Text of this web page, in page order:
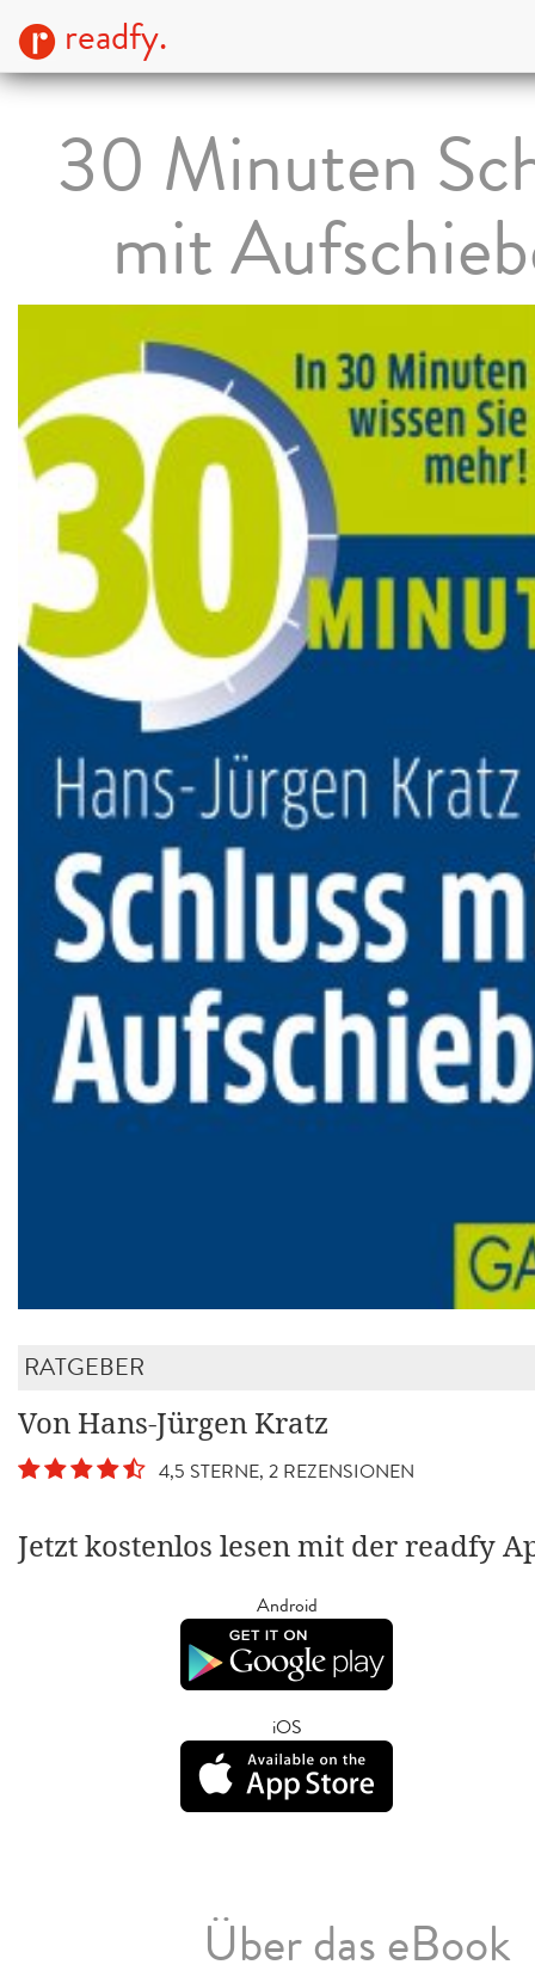
readfy.
30 Minuten
mit
RATGEBER
Von Hans-Jürgen Kratz
4,5 STERNE, 2 REZENSIONEN
Jetzt kostenlos lesen mit der readfy
Android
iOS
Über das eBook